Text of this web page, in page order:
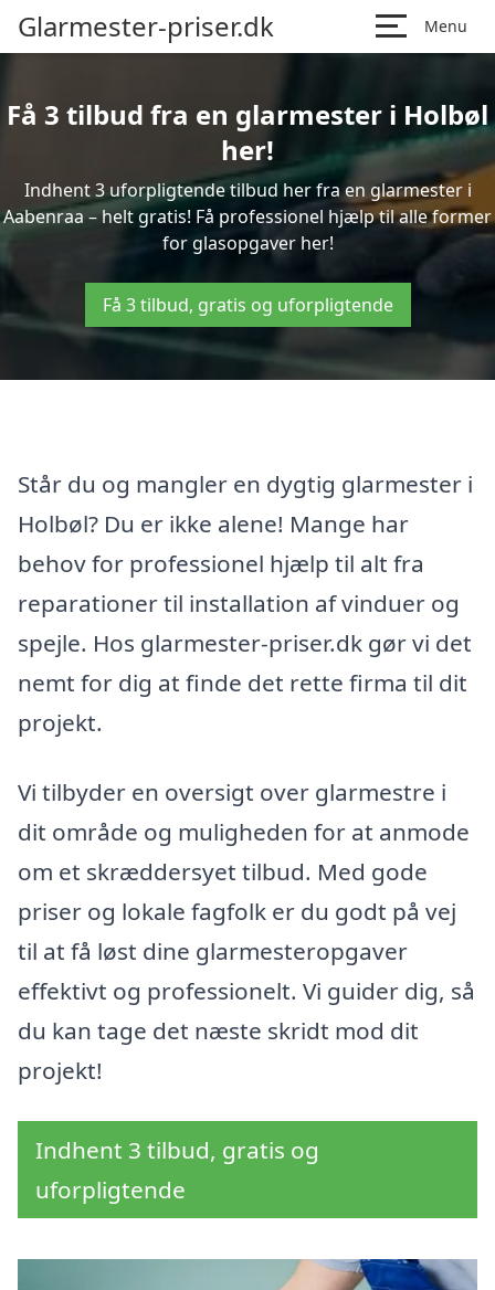
Glarmester-priser.dk Menu
Få 3 tilbud fra en glarmester i Holbøl
her!
Indhent 3 uforpligtende tilbud her fra en glarmester i
Aabenraa – helt gratis! Få professionel hjælp til alle former
for glasopgaver her!
Få 3 tilbud, gratis og uforpligtende
Står du og mangler en dygtig glarmester i
Holbøl? Du er ikke alene! Mange har
behov for professionel hjælp til alt fra
reparationer til installation af vinduer og
spejle. Hos glarmester-priser.dk gør vi det
nemt for dig at finde det rette firma til dit
projekt.
Vi tilbyder en oversigt over glarmestre i
dit område og muligheden for at anmode
om et skræddersyet tilbud. Med gode
priser og lokale fagfolk er du godt på vej
til at få løst dine glarmesteropgaver
effektivt og professionelt. Vi guider dig, så
du kan tage det næste skridt mod dit
projekt!
Indhent 3 tilbud, gratis og
uforpligtende